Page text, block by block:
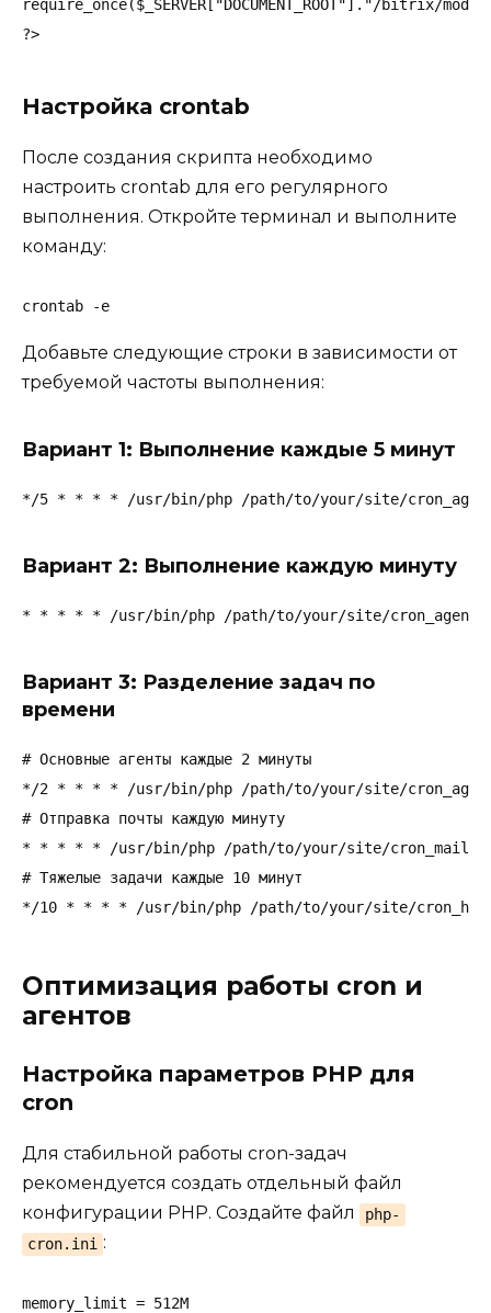
require_once($_SERVER["DOCUMENT_ROOT"]."/bitrix/
?>
Настройка crontab
После создания скрипта необходимо
настроить crontab для его регулярного
выполнения. Откройте терминал и выполните
команду:
crontab -e
Добавьте следующие строки в зависимости от
требуемой частоты выполнения:
Вариант 1: Выполнение каждые 5 минут
*/5 * * * * /usr/bin/php /path/to/your/site/
Вариант 2: Выполнение каждую минуту
* * * * * /usr/bin/php /path/to/your/site/
Вариант 3: Разделение задач по
времени
# Основные агенты каждые 2 минуты
*/2 * * * * /usr/bin/php /path/to/your/site/
# Отправка почты каждую минуту
* * * * * /usr/bin/php /path/to/your/site/
# Тяжелые задачи каждые 10 минут
*/10 * * * * /usr/bin/php /path/to/your/site/
Оптимизация работы cron и
агентов
Настройка параметров PHP для
cron
Для стабильной работы cron-задач
рекомендуется создать отдельный файл
конфигурации PHP. Создайте файл
php-
cron.ini :
memory_limit = 512M